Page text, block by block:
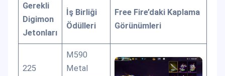
Gerekli
Digimon
Jetonları
İş Birliği
Ödülleri
Free Fire’daki Kaplama
Görünümleri
225
M590
Metal